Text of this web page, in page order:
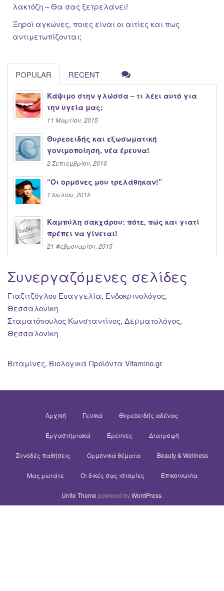
λακτόζη – Θα σας ξετρελάνει!
Ξηροί αγκώνες, ποιες είναι οι αιτίες και πως
αντιμετωπίζονται;
POPULAR RECENT
Κάψιμο στην γλώσσα – τι λέει αυτό για
την υγεία μας;
11 Μαρτίου, 2015
Θυρεοειδής και εξωσωματική
γονιμοποίηση, νέα έρευνα!
2 Σεπτεμβρίου, 2016
“Oι ορμόνες μου τρελάθηκαν!”
1 Ιουλίου, 2015
Καμπύλη σακχάρου: πότε, πώς και γιατί
πρέπει να γίνεται!
21 Φεβρουαρίου, 2015
Συνεργαζόμενες σελίδες
Γιαζιτζόγλου Ευαγγελία, Ενδοκρινολόγος,
Θεσσαλονίκη
Σταματόπουλος Κωνσταντίνος, Δερματολόγος,
Θεσσαλονίκη
Βιταμίνες, Βιολογικά Προϊόντα Vitamino.gr
Αρχική Γενικά Θυρεοειδής αδένας
Εργαστηριακά Έρευνες Διατροφή
Συνοδές παθήσεις Ορμονικά θέματα Beauty & Wellness
Μας ρωτάτε Οι δικές σας ιστορίες Επικοινωνία
Unite Theme powered byWordPress.